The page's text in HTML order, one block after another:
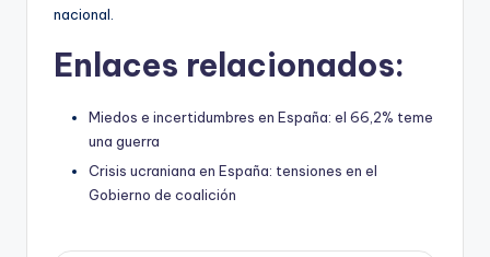
nacional.
Enlaces relacionados:
Miedos e incertidumbres en España: el 66,2% teme
una guerra
Crisis ucraniana en España: tensiones en el
Gobierno de coalición